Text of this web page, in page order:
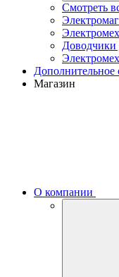
Смотреть
Доводчики
Дополнительное
Магазин
О компании